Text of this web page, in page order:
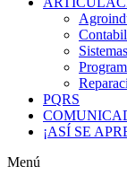
Sistemas
PQRS
¡ASÍ SE
Menú